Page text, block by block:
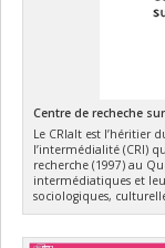
Centre de recheche
Le CRIalt est l’héritier
l’intermédialité (CRI)
recherche (1997) au
intermédiatiques et
sociologiques,